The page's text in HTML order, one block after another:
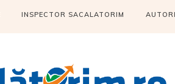
INSPECTOR SACALATORIM AUTORI